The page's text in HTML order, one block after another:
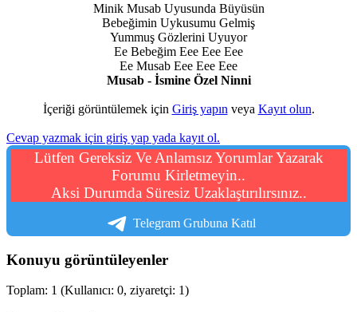
Minik Musab Uyusunda Büyüsün
Bebeğimin Uykusumu Gelmiş
Yummuş Gözlerini Uyuyor
Ee Bebeğim Eee Eee Eee
Ee Musab Eee Eee Eee
Musab - İsmine Özel Ninni
İçeriği görüntülemek için Giriş yapın veya Kayıt olun.
Cevap yazmak için giriş yap yada kayıt ol.
Lütfen Gereksiz Ve Anlamsız Yorumlar Yazarak
Forumu Kirletmeyin..
Aksi Durumda Süresiz Uzaklaştırılırsınız..
Telegram Grubuna Katıl
Konuyu görüntüleyenler
Toplam: 1 (Kullanıcı: 0, ziyaretçi: 1)